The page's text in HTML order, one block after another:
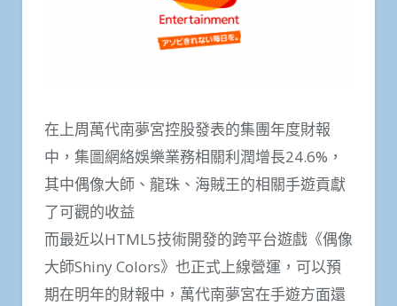
在上周萬代南夢宮控股發表的集團年度財報
中，集圖網絡娛樂業務相關利潤增長24.6%，
其中偶像大師、龍珠、海賊王的相關手遊貢獻
了可觀的收益
而最近以HTML5技術開發的跨平台遊戲《偶像
大師Shiny Colors》也正式上線營運，可以預
期在明年的財報中，萬代南夢宮在手遊方面還